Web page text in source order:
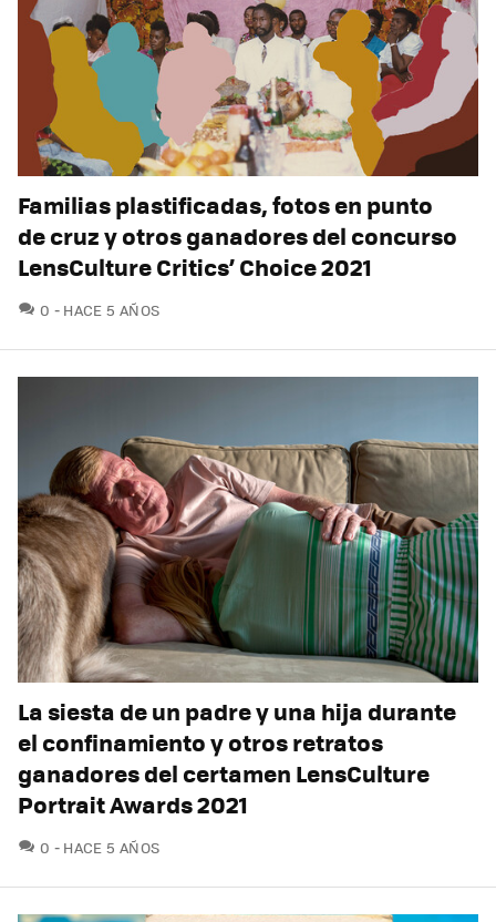
Familias plastificadas, fotos en punto
de cruz y otros ganadores del concurso
LensCulture Critics’ Choice 2021
0 COMENTARIOS
HACE 5 AÑOS
La siesta de un padre y una hija durante
el confinamiento y otros retratos
ganadores del certamen LensCulture
Portrait Awards 2021
0 COMENTARIOS
HACE 5 AÑOS